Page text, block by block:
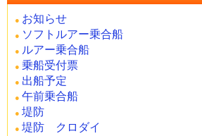
お知らせ
ソフトルアー乗合船
ルアー乗合船
乗船受付票
出船予定
午前乗合船
堤防
堤防 クロダイ